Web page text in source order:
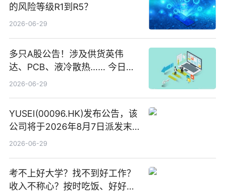
的风险等级R1到R5？
2026-06-29
多只A股公告！涉及供货英伟
达、PCB、液冷散热…… 今日快
讯
2026-06-29
YUSEI(00096.HK)发布公告，该
公司将于2026年8月7日派发末
期股息每股人民币0.013元 每日
2026-06-29
考不上好大学？找不到好工作？
收入不称心？按时吃饭、好好睡